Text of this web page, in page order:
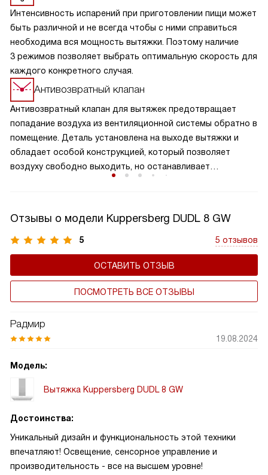
Интенсивность испарений при приготовлении пищи может
быть различной и не всегда чтобы с ними справиться
необходима вся мощность вытяжки. Поэтому наличие
3 режимов позволяет выбрать оптимальную скорость для
каждого конкретного случая.
Антивозвратный клапан
Антивозвратный клапан для вытяжек предотвращает
попадание воздуха из вентиляционной системы обратно в
помещение. Деталь установлена на выходе вытяжки и
обладает особой конструкцией, который позволяет
воздуху свободно выходить, но останавливает
поддерживает чистоту воздуха на вашей кухне. Это
важный элемент вытяжки, который способствует
сохранению здорового микроклимата в комнате,
продляет срок службы устройства, а также не дает
попадать внутрь холодному воздуху.
Отзывы о модели Kuppersberg DUDL 8 GW
5 5 отзывов
ОСТАВИТЬ ОТЗЫВ
ПОСМОТРЕТЬ ВСЕ ОТЗЫВЫ
Радмир
19.08.2024
Модель:
Вытяжка Kuppersberg DUDL 8 GW
Достоинства:
Уникальный дизайн и функциональность этой техники
впечатляют! Освещение, сенсорное управление и
производительность - все на высшем уровне!